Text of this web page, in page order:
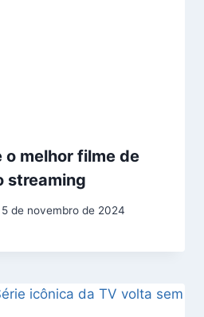
o melhor filme de
streaming
5 de novembro de 2024